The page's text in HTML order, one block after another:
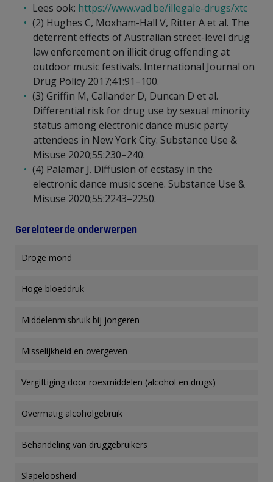
Lees ook: https://www.vad.be/illegale-drugs/xtc
(2) Hughes C, Moxham-Hall V, Ritter A et al. The
deterrent effects of Australian street-level drug
law enforcement on illicit drug offending at
outdoor music festivals. International Journal on
Drug Policy 2017;41:91–100.
(3) Griffin M, Callander D, Duncan D et al.
Differential risk for drug use by sexual minority
status among electronic dance music party
attendees in New York City. Substance Use &
Misuse 2020;55:230–240.
(4) Palamar J. Diffusion of ecstasy in the
electronic dance music scene. Substance Use &
Misuse 2020;55:2243–2250.
Gerelateerde onderwerpen
Droge mond
Hoge bloeddruk
Middelenmisbruik bij jongeren
Misselijkheid en overgeven
Vergiftiging door roesmiddelen (alcohol en drugs)
Overmatig alcoholgebruik
Behandeling van druggebruikers
Slapeloosheid